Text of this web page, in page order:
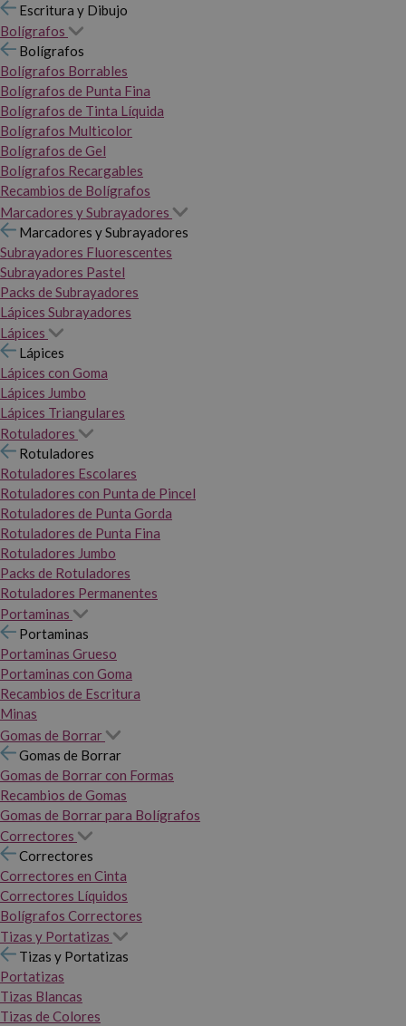
Escritura y Dibujo
Bolígrafos
Bolígrafos
Bolígrafos Borrables
Bolígrafos de Punta Fina
Bolígrafos de Tinta Líquida
Bolígrafos Multicolor
Bolígrafos de Gel
Bolígrafos Recargables
Recambios de Bolígrafos
Marcadores y Subrayadores
Marcadores y Subrayadores
Subrayadores Fluorescentes
Subrayadores Pastel
Packs de Subrayadores
Lápices Subrayadores
Lápices
Lápices
Lápices con Goma
Lápices Jumbo
Lápices Triangulares
Rotuladores
Rotuladores
Rotuladores Escolares
Rotuladores con Punta de Pincel
Rotuladores de Punta Gorda
Rotuladores de Punta Fina
Rotuladores Jumbo
Packs de Rotuladores
Rotuladores Permanentes
Portaminas
Portaminas
Portaminas Grueso
Portaminas con Goma
Recambios de Escritura
Minas
Gomas de Borrar
Gomas de Borrar
Gomas de Borrar con Formas
Recambios de Gomas
Gomas de Borrar para Bolígrafos
Correctores
Correctores
Correctores en Cinta
Correctores Líquidos
Bolígrafos Correctores
Tizas y Portatizas
Tizas y Portatizas
Portatizas
Tizas Blancas
Tizas de Colores